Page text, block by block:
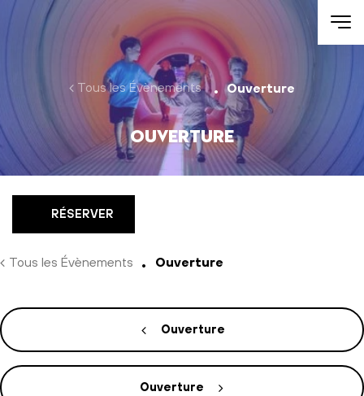
Aller au contenu
Tous les Évènements Ouverture
Ouverture
RÉSERVER
Tous les Évènements Ouverture
Ouverture
Ouverture